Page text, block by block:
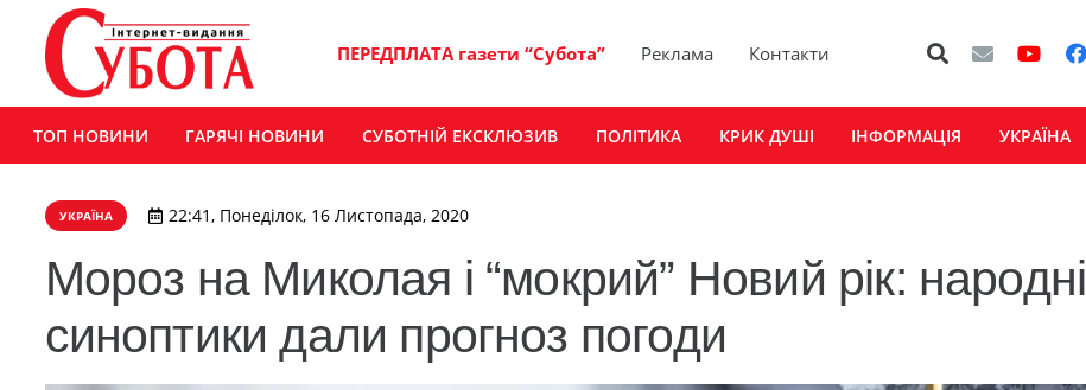
ПЕРЕДПЛАТА газети “Субота” Реклама Контакти
ТОП НОВИНИ ГАРЯЧІ НОВИНИ СУБОТНІЙ ЕКСКЛЮЗИВ ПОЛІТИКА КРИК ДУШІ ІНФОРМАЦІЯ УКРАЇНА
УКРАЇНА 22:41, Понеділок, 16 Листопада, 2020
Мороз на Миколая і “мокрий” Новий рік: народні
синоптики дали прогноз погоди